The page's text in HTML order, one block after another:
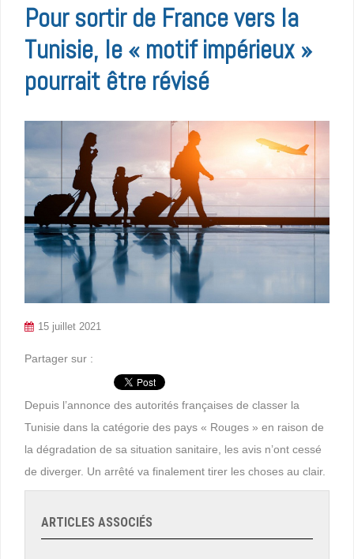
Pour sortir de France vers la
Tunisie, le « motif impérieux »
pourrait être révisé
15 juillet 2021
Partager sur :
Depuis l’annonce des autorités françaises de classer la
Tunisie dans la catégorie des pays « Rouges » en raison de
la dégradation de sa situation sanitaire, les avis n’ont cessé
de diverger. Un arrêté va finalement tirer les choses au clair.
ARTICLES ASSOCIÉS